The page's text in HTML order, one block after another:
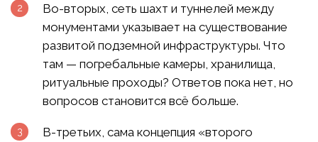
Во-вторых, сеть шахт и туннелей между
монументами указывает на существование
развитой подземной инфраструктуры. Что
там — погребальные камеры, хранилища,
ритуальные проходы? Ответов пока нет, но
вопросов становится всё больше.
В-третьих, сама концепция «второго